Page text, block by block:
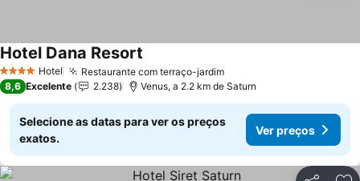
4 EstrelasHotel Restaurante com terraço-jardimVer preços
Hotel Dana Resort
8,6 Excelente 2.238 Venus, a 2.2 km de Saturn
Selecione as datas para ver os preços
exatos.
Ver preços